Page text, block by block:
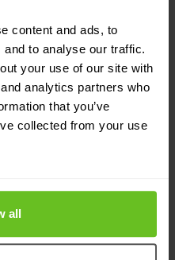
content and ads, to
to analyse our traffic.
your use of our site with
analytics partners who
that you’ve
collected from your use
all
toegangsnetwerk.
verschillende
5G new RAT, fixed
network operators
nieuwe manieren om
exploiteren.
voor onder